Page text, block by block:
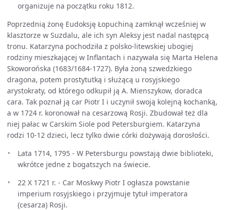
organizuje na początku roku 1812.
Poprzednią żonę Eudoksję Łopuchiną zamknął wcześniej w
klasztorze w Suzdalu, ale ich syn Aleksy jest nadal następcą
tronu. Katarzyna pochodziła z polsko-litewskiej ubogiej
rodziny mieszkającej w Inflantach i nazywała się Marta Helena
Skoworońska (1683/1684-1727). Była żoną szwedzkiego
dragona, potem prostytutką i służącą u rosyjskiego
arystokraty, od którego odkupił ją A. Mienszykow, doradca
cara. Tak poznał ją car Piotr I i uczynił swoją kolejną kochanką,
a w 1724 r. koronował na cesarzową Rosji. Zbudował też dla
niej pałac w Carskim Siole pod Petersburgiem. Katarzyna
rodzi 10-12 dzieci, lecz tylko dwie córki dożywają dorosłości.
Lata 1714, 1795 - W Petersburgu powstają dwie biblioteki,
wkrótce jedne z bogatszych na świecie.
22 X 1721 r. - Car Moskwy Piotr I ogłasza powstanie
imperium rosyjskiego i przyjmuje tytuł imperatora
(cesarza) Rosji.